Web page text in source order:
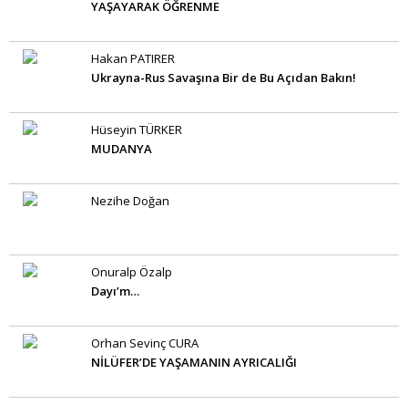
YAŞAYARAK ÖĞRENME
Hakan PATIRER
Ukrayna-Rus Savaşına Bir de Bu Açıdan Bakın!
Hüseyin TÜRKER
MUDANYA
Nezihe Doğan
Onuralp Özalp
Dayı’m…
Orhan Sevinç CURA
NİLÜFER’DE YAŞAMANIN AYRICALIĞI